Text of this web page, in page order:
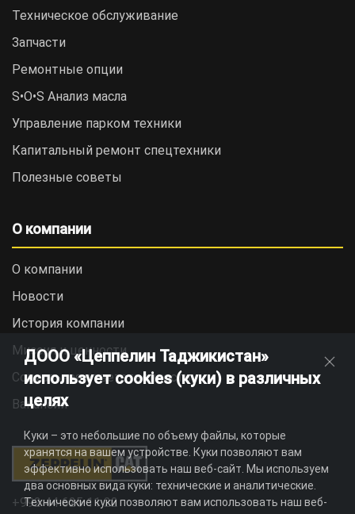
Техническое обслуживание
Запчасти
Ремонтные опции
S•O•S Анализ масла
Управление парком техники
Капитальный ремонт спецтехники
Полезные советы
О компании
О компании
Новости
История компании
Миссия и ценности
Социальная ответственность
Вакансии
+992 44 625 11 22
ДООО «Цеппелин Таджикистан»
использует cookies (куки) в различных
целях
Куки – это небольшие по объему файлы, которые
хранятся на вашем устройстве. Куки позволяют вам
эффективно использовать наш веб-сайт. Мы используем
два основных вида куки: технические и аналитические.
Технические куки позволяют вам использовать наш веб-